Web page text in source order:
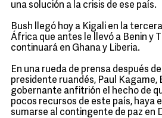
una solución a la crisis de ese país.
Bush llegó hoy a Kigali en la
África que antes le llevó a Benin y
continuará en Ghana y Liberia.
En una rueda de prensa después
presidente ruandés, Paul Kagame,
gobernante anfitrión el hecho de
pocos recursos de este país, haya
sumarse al contingente de paz en